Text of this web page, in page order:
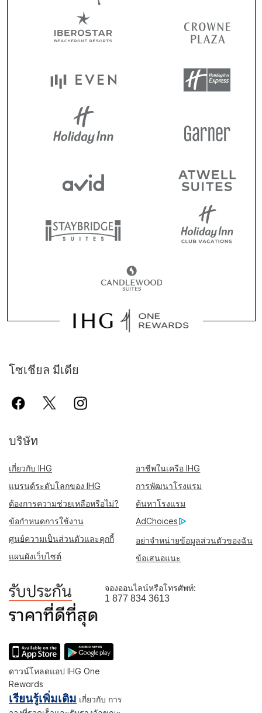
โซเชียล มีเดีย
บริษัท
เกี่ยวกับ IHG
อาชีพในเครือ IHG
แบรนด์ระดับโลกของ IHG
การพัฒนาโรงแรม
ต้องการความช่วยเหลือหรือไม่?
ค้นหาโรงแรม
ข้อกำหนดการใช้งาน
AdChoices
ศูนย์ความเป็นส่วนตัวและคุกกี้
อย่าจำหน่ายข้อมูลส่วนตัวของฉัน
แผนผังเว็บไซต์
ข้อเสนอแนะ
จองออนไลน์หรือโทรศัพท์:
1 877 834 3613
ดาวน์โหลดแอป IHG One
Rewards
เรียนรู้เพิ่มเติม เกี่ยวกับ การ